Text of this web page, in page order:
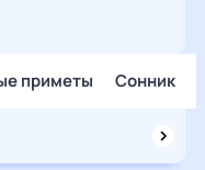
приметы Сонник